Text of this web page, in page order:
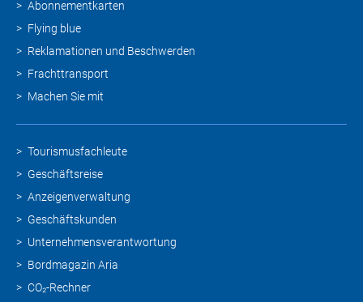
Abonnementkarten
Flying blue
Reklamationen und Beschwerden
Frachttransport
Machen Sie mit
Tourismusfachleute
Geschäftsreise
Anzeigenverwaltung
Geschäftskunden
Unternehmensverantwortung
Bordmagazin Aria
CO₂-Rechner